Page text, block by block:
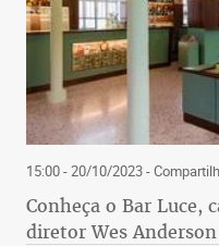
15:00 - 20/10/2023-
Conheça o Bar Luce,
diretor Wes Anderson